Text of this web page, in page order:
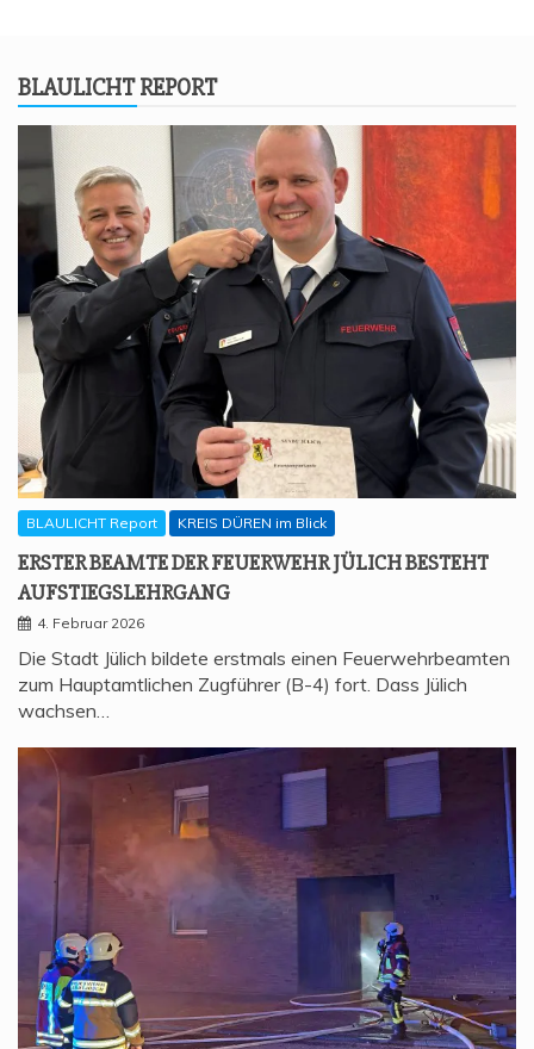
BLAU­LICHT REPORT
BLAULICHT Report KREIS DÜREN im Blick
ERS­TER BEAM­TE DER FEU­ER­WEHR JÜLICH BESTEHT
AUFSTIEGSLEHRGANG
4. Februar 2026
Die Stadt Jülich bildete erstmals einen Feuerwehrbeamten
zum Hauptamtlichen Zugführer (B-4) fort. Dass Jülich
wachsen…